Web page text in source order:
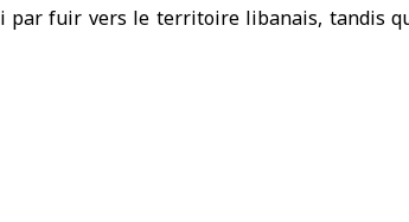
par fuir vers le territoire libanais, tandis